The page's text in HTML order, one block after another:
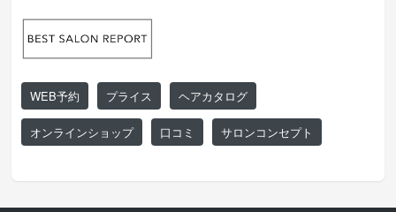
WEB予約 プライス ヘアカタログ
オンラインショップ 口コミ サロンコンセプト